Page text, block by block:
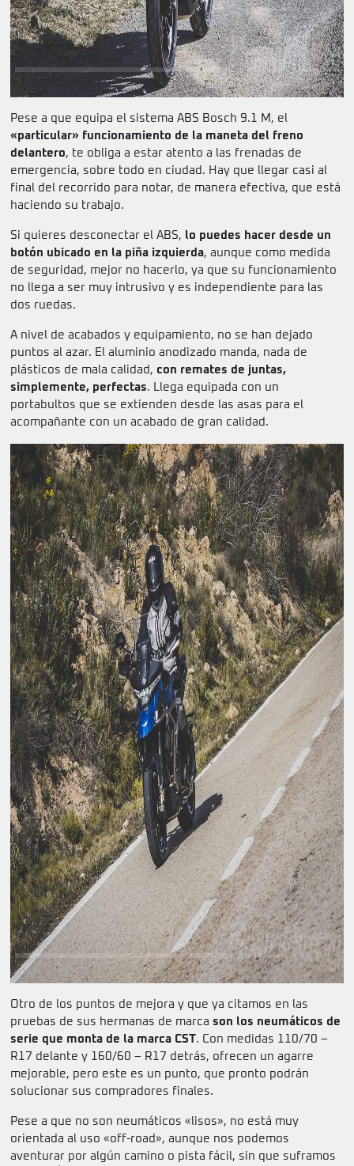
Pese a que equipa el sistema ABS Bosch 9.1 M, el
«particular» funcionamiento de la maneta del freno
delantero, te obliga a estar atento a las frenadas de
emergencia, sobre todo en ciudad. Hay que llegar casi al
final del recorrido para notar, de manera efectiva, que está
haciendo su trabajo.
Si quieres desconectar el ABS, lo puedes hacer desde un
botón ubicado en la piña izquierda, aunque como medida
de seguridad, mejor no hacerlo, ya que su funcionamiento
no llega a ser muy intrusivo y es independiente para las
dos ruedas.
A nivel de acabados y equipamiento, no se han dejado
puntos al azar. El aluminio anodizado manda, nada de
plásticos de mala calidad, con remates de juntas,
simplemente, perfectas. Llega equipada con un
portabultos que se extienden desde las asas para el
acompañante con un acabado de gran calidad.
Otro de los puntos de mejora y que ya citamos en las
pruebas de sus hermanas de marca son los neumáticos de
serie que monta de la marca CST. Con medidas 110/70 –
R17 delante y 160/60 – R17 detrás, ofrecen un agarre
mejorable, pero este es un punto, que pronto podrán
solucionar sus compradores finales.
Pese a que no son neumáticos «lisos», no está muy
orientada al uso «off-road», aunque nos podemos
aventurar por algún camino o pista fácil, sin que suframos